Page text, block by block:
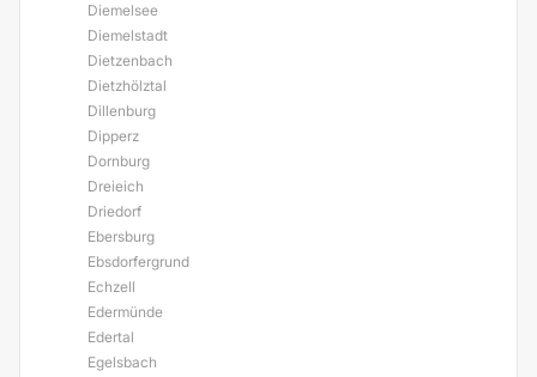
Diemelsee
Diemelstadt
Dietzenbach
Dietzhölztal
Dillenburg
Dipperz
Dornburg
Dreieich
Driedorf
Ebersburg
Ebsdorfergrund
Echzell
Edermünde
Edertal
Egelsbach